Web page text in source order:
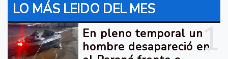
LO MÁS LEIDO DEL MES
1
En pleno temporal un
hombre desapareció en